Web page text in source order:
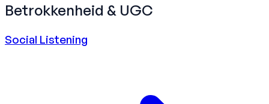
Betrokkenheid & UGC
Social Listening